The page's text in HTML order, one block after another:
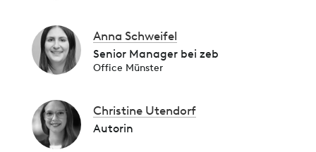
Anna Schweifel
Senior Manager bei zeb
Office Münster
Christine Utendorf
Autorin